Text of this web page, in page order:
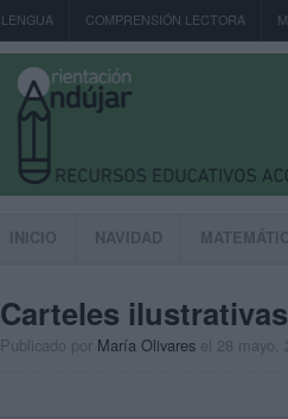
LENGUA COMPRENSIÓN LECTORA
INICIO NAVIDAD
Carteles
Publicado por María Olivares el 28 mayo,